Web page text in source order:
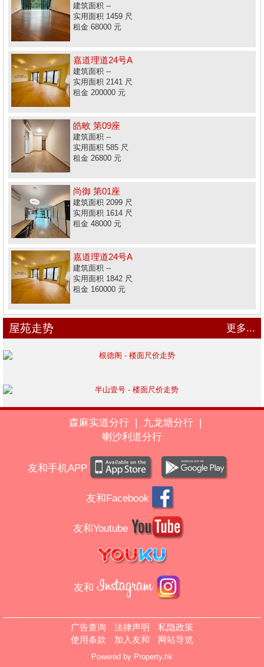
建筑面积 --
实用面积 1459 尺
租金 68000 元
嘉道理道24号A
建筑面积 --
实用面积 2141 尺
租金 200000 元
皓畋 第09座
建筑面积 --
实用面积 585 尺
租金 26800 元
尚御 第01座
建筑面积 2099 尺
实用面积 1614 尺
租金 48000 元
嘉道理道24号A
建筑面积 --
实用面积 1842 尺
租金 160000 元
屋苑走势 更多...
森麻实道分行 | 九龙塘分行
|
喇沙利道分行
友和手机APP
友和Facebook
友和Youtube
友和
广告查询 法律声明
私隐政策
使用条款
加入友和 网站导览
Powered by Property.hk